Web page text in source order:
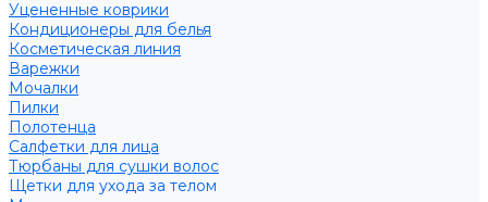
Уцененные коврики
Кондиционеры для белья
Косметическая линия
Варежки
Мочалки
Пилки
Полотенца
Салфетки для лица
Тюрбаны для сушки волос
Щетки для ухода за телом